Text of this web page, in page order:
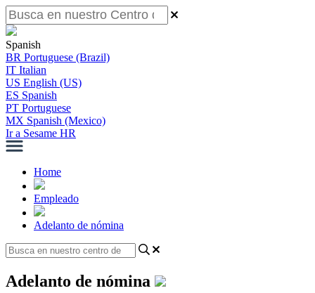
Spanish
BR Portuguese (Brazil)
IT Italian
US English (US)
ES Spanish
PT Portuguese
MX Spanish (Mexico)
Ir a Sesame HR
Home
Empleado
Adelanto de nómina
Adelanto de nómina